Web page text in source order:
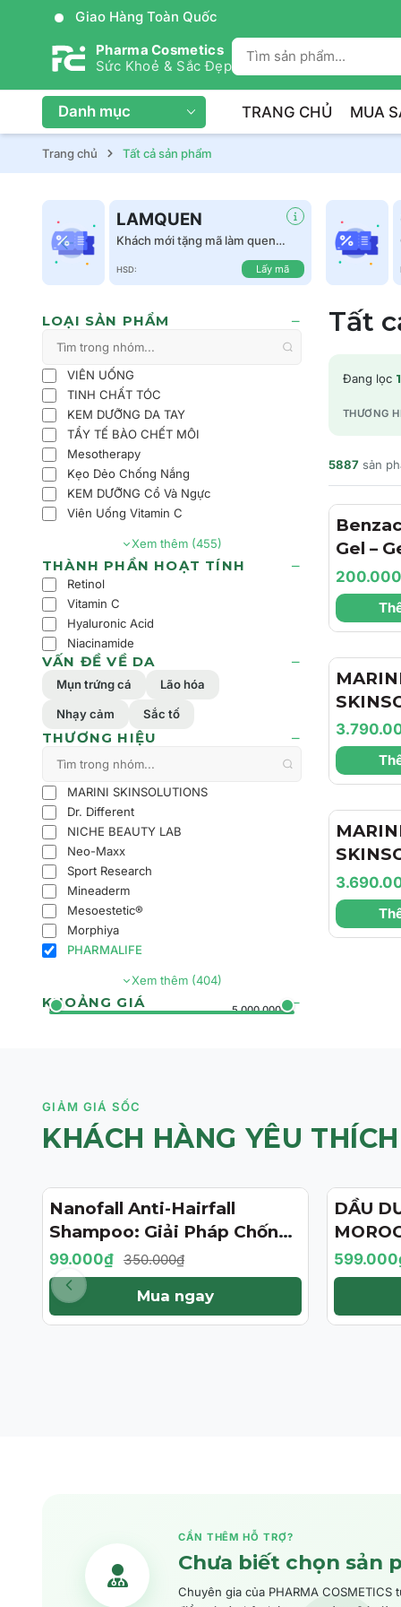
Giao Hàng Toàn Quốc
Pharma Cosmetics
Sức Khoẻ & Sắc Đẹp
Danh mục TRANG CHỦ MUA
Trang chủ Tất cả sản phẩm
LAMQUEN
Khách mới tặng mã làm quen
HSD: Lấy mã
LOẠI SẢN PHẨM
VIÊN UỐNG
TINH CHẤT TÓC
KEM DƯỠNG DA TAY
TẨY TẾ BÀO CHẾT MÔI
Mesotherapy
Kẹo Dẻo Chống Nắng
KEM DƯỠNG Cổ Và Ngực
Viên Uống Vitamin C
Xem thêm (455)
THÀNH PHẦN HOẠT TÍNH
Retinol
Vitamin C
Hyaluronic Acid
Niacinamide
VẤN ĐỀ VỀ DA
Mụn trứng cá Lão hóa
Nhạy cảm Sắc tố
THƯƠNG HIỆU
MARINI SKINSOLUTIONS
Dr. Different
NICHE BEAUTY LAB
Neo-Maxx
Sport Research
Mineaderm
Mesoestetic®
Morphiya
PHARMALIFE
Xem thêm (404)
KHOẢNG GIÁ
0đ 5.000.000đ+
Tất
Đang lọc 1
THƯƠNG
5887 sản
Gel –
Trợ
Dịu
Dầu
Cream
Dưỡng
Căng
Marini
Face
Chất
GIẢM GIÁ SỐC
KHÁCH HÀNG YÊU THÍCH
- 72%
Nanofall Anti-Hairfall
Shampoo: Giải Pháp Chống
Rụng & Kích Thích Mọc Tóc
Chuẩn Y Khoa
99.000₫ 350.000₫
Mua ngay
- 57%
DẦU
BẢN
CẦN THÊM HỖ TRỢ?
Chưa biết chọn sản
Chuyên gia của PHARMA